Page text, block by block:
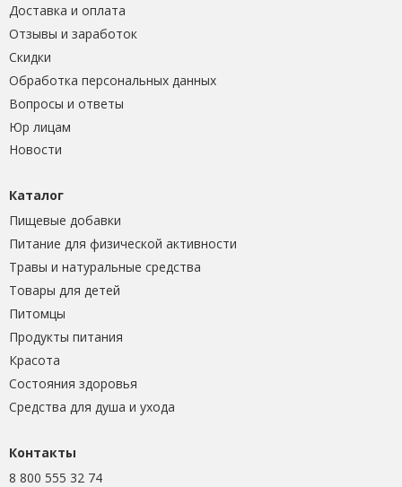
Доставка и оплата
Отзывы и заработок
Скидки
Обработка персональных данных
Вопросы и ответы
Юр лицам
Новости
Каталог
Пищевые добавки
Питание для физической активности
Травы и натуральные средства
Товары для детей
Питомцы
Продукты питания
Красота
Состояния здоровья
Средства для душа и ухода
Контакты
8 800 555 32 74